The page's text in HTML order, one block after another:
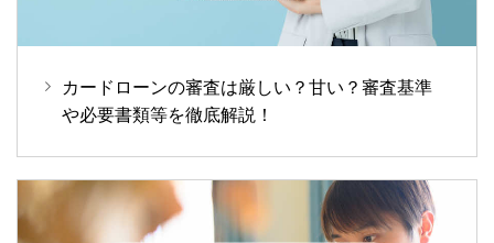
カードローンの審査は厳しい？甘い？審査基準
や必要書類等を徹底解説！